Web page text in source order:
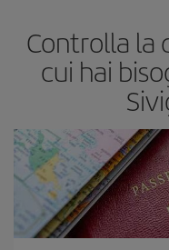
Controlla la
cui hai